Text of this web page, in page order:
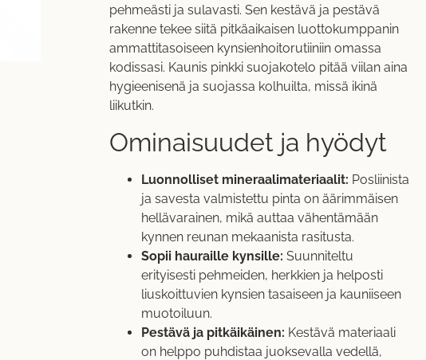
pehmeästi ja sulavasti. Sen kestävä ja pestävä
rakenne tekee siitä pitkäaikaisen luottokumppanin
ammattitasoiseen kynsienhoitorutiiniin omassa
kodissasi. Kaunis pinkki suojakotelo pitää viilan aina
hygieenisenä ja suojassa kolhuilta, missä ikinä
liikutkin.
Ominaisuudet ja hyödyt
Luonnolliset mineraalimateriaalit: Posliinista
ja savesta valmistettu pinta on äärimmäisen
hellävarainen, mikä auttaa vähentämään
kynnen reunan mekaanista rasitusta.
Sopii hauraille kynsille: Suunniteltu
erityisesti pehmeiden, herkkien ja helposti
liuskoittuvien kynsien tasaiseen ja kauniiseen
muotoiluun.
Pestävä ja pitkäikäinen: Kestävä materiaali
on helppo puhdistaa juoksevalla vedellä,